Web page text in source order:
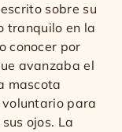
sobre su
tranquilo en la
conocer por
avanzaba el
mascota
voluntario para
ojos. La